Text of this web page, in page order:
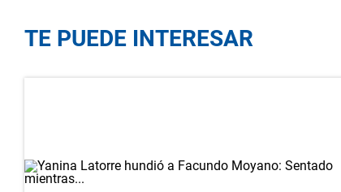
TE PUEDE INTERESAR